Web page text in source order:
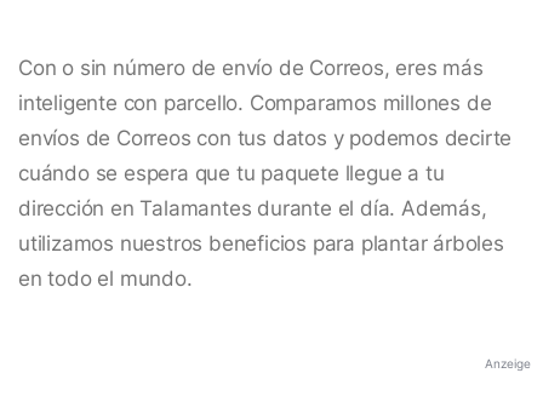
Con o sin número de envío de Correos, eres más
inteligente con parcello. Comparamos millones de
envíos de Correos con tus datos y podemos decirte
cuándo se espera que tu paquete llegue a tu
dirección en Talamantes durante el día. Además,
utilizamos nuestros beneficios para plantar árboles
en todo el mundo.
Anzeige